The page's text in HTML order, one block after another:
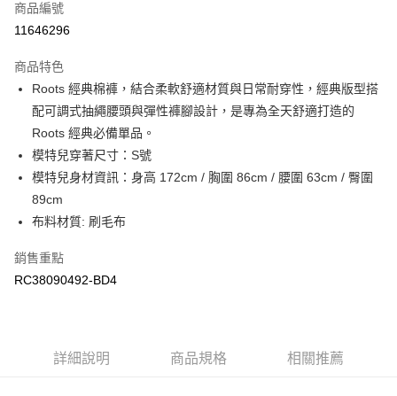
信用卡分期付款
合作金庫商業銀行
華南商業銀行
彰化商業銀行
上海商業儲蓄銀行
台北富邦商業銀行
國泰世華商業銀行
臺灣中小企業銀行
匯豐（台灣）商業銀行
華泰商業銀行
聯邦商業銀行
遠東國際商業銀行
元大商業銀行
玉山商業銀行
台灣樂天信用卡公司
6 期 0 利率 每期
華南商業銀行
彰化商業銀行
上海商業儲蓄銀行
國泰世華商業銀行
臺灣中小企業銀行
台中商業銀行
匯豐（台灣）商業銀行
聯邦商業銀行
元大商業銀行
玉山商業銀行
台灣樂天信用卡公司
LINE Pay
Apple Pay
街口支付
運送方式
免運費
商品編號
11646296
商品特色
Roots 經典棉褲，結合柔軟舒適材質與日常耐穿性，經典版型搭
配可調式抽繩腰頭與彈性褲腳設計，是專為全天舒適打造的
Roots 經典必備單品。
模特兒穿著尺寸：S號
模特兒身材資訊：身高 172cm / 胸圍 86cm / 腰圍 63cm / 臀圍
89cm
布料材質: 刷毛布
銷售重點
RC38090492-BD4
詳細說明 商品規格 相關推薦